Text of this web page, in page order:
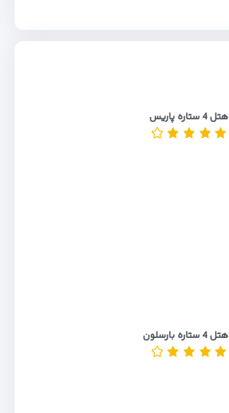
هتل 4 ستاره پاریس
هتل 4 ستاره بارسلون